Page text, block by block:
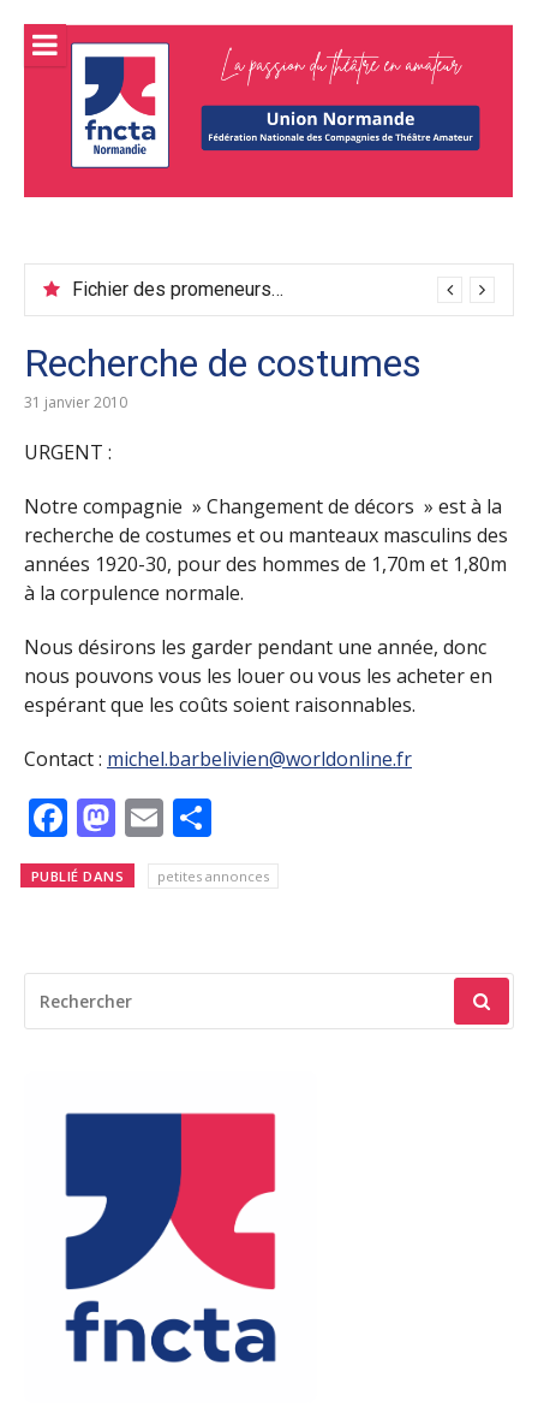
contenu
Union
Fichier des promeneurs juin 2026
Recherche de costumes
31 janvier 2010
URGENT :
Notre compagnie » Changement de décors » est à la
recherche de costumes et ou manteaux masculins des
années 1920-30, pour des hommes de 1,70m et 1,80m
à la corpulence normale.
Nous désirons les garder pendant une année, donc
nous pouvons vous les louer ou vous les acheter en
espérant que les coûts soient raisonnables.
Contact : michel.barbelivien@worldonline.fr
Facebook
Mastodon
Email
PUBLIÉ DANS petites annonces
POUR
: